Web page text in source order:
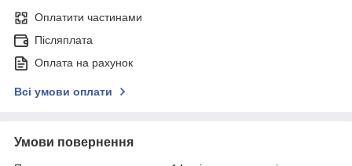
Оплатити частинами
Післяплата
Оплата на рахунок
Всі умови оплати
Умови повернення